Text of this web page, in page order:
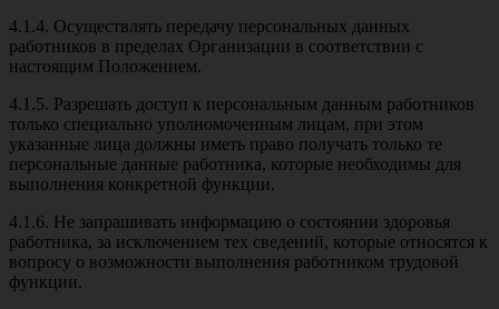
4.1.4. Осуществлять передачу персональных данных
работников в пределах Организации в соответствии с
настоящим Положением.
4.1.5. Разрешать доступ к персональным данным работников
только специально уполномоченным лицам, при этом
указанные лица должны иметь право получать только те
персональные данные работника, которые необходимы для
выполнения конкретной функции.
4.1.6. Не запрашивать информацию о состоянии здоровья
работника, за исключением тех сведений, которые относятся к
вопросу о возможности выполнения работником трудовой
функции.